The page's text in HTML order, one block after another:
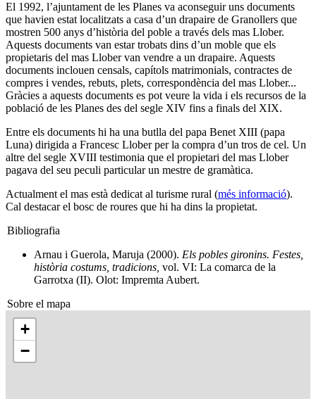
El 1992, l’ajuntament de les Planes va aconseguir uns documents
que havien estat localitzats a casa d’un drapaire de Granollers que
mostren 500 anys d’història del poble a través dels mas Llober.
Aquests documents van estar trobats dins d’un moble que els
propietaris del mas Llober van vendre a un drapaire. Aquests
documents inclouen censals, capítols matrimonials, contractes de
compres i vendes, rebuts, plets, correspondència del mas Llober...
Gràcies a aquests documents es pot veure la vida i els recursos de la
població de les Planes des del segle XIV fins a finals del XIX.
Entre els documents hi ha una butlla del papa Benet XIII (papa
Luna) dirigida a Francesc Llober per la compra d’un tros de cel. Un
altre del segle XVIII testimonia que el propietari del mas Llober
pagava del seu peculi particular un mestre de gramàtica.
Actualment el mas està dedicat al turisme rural (més informació).
Cal destacar el bosc de roures que hi ha dins la propietat.
Bibliografia
Arnau i Guerola, Maruja (2000). Els pobles gironins. Festes,
història costums, tradicions, vol. VI: La comarca de la
Garrotxa (II). Olot: Impremta Aubert.
Sobre el mapa
+
−